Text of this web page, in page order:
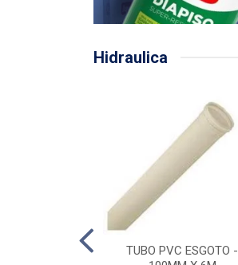
Hidraulica
TUBO PVC ESGOTO -